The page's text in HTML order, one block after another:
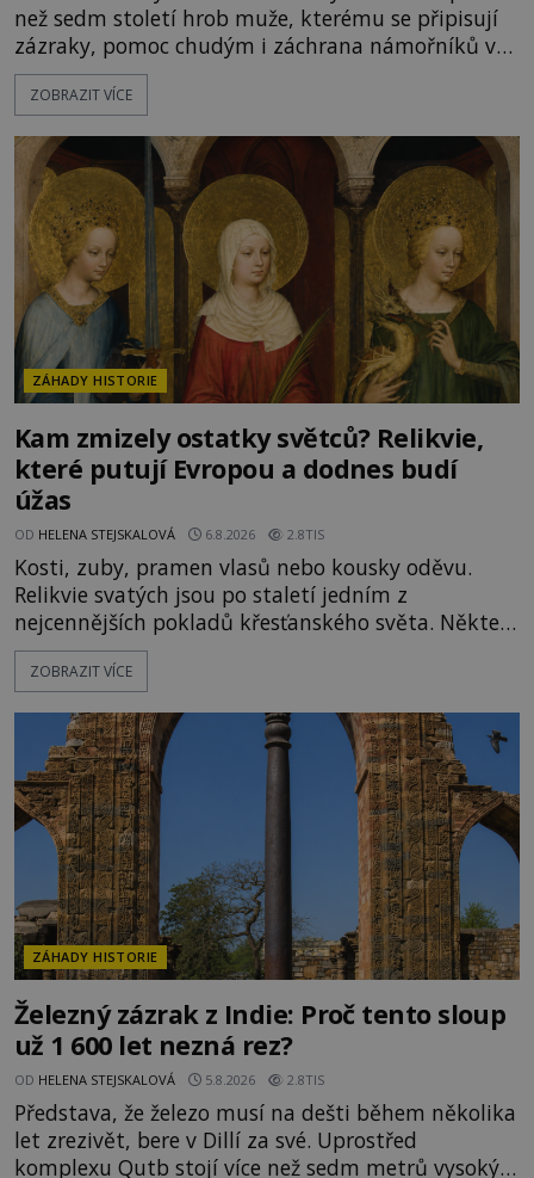
než sedm století hrob muže, kterému se připisují
zázraky, pomoc chudým i záchrana námořníků v
bouřích. Pak ale přichází rok 1087 a klidné místo
se mění v dějiště podivné noční výpravy. Skupina
Mikuláše a odváží jeho ostatky přes moře do Bari.
Je to zbožná záchrana před nebezpečím, nebo
promyšlená krádež,
ZOBRAZIT VÍCE
ZÁHADY HISTORIE
Kam zmizely ostatky světců? Relikvie,
které putují Evropou a dodnes budí
úžas
OD HELENA STEJSKALOVÁ 6.8.2026 2.8TIS
Kosti, zuby, pramen vlasů nebo kousky oděvu.
Relikvie svatých jsou po staletí jedním z
nejcennějších pokladů křesťanského světa. Některé
mají pečlivě doloženou historii, jiné provází
záhady, krádeže i nečekané objevy. Jejich osudy
o skutečné historické události. Ve středověké
Evropě mají relikvie mimořádnou hodnotu. Nejsou
jen předmětem úcty
ZOBRAZIT VÍCE
ZÁHADY HISTORIE
Železný zázrak z Indie: Proč tento sloup
už 1 600 let nezná rez?
OD HELENA STEJSKALOVÁ 5.8.2026 2.8TIS
Představa, že železo musí na dešti během několika
let zrezivět, bere v Dillí za své. Uprostřed
komplexu Qutb stojí více než sedm metrů vysoký